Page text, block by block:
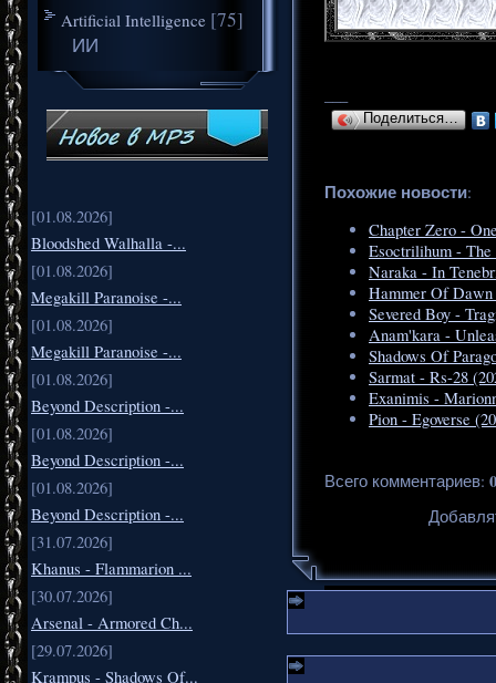
Artificial Intelligence [75]
ИИ
[01.08.2026]
Bloodshed Walhalla -...
[01.08.2026]
Megakill Paranoise -...
[01.08.2026]
Megakill Paranoise -...
[01.08.2026]
Beyond Description -...
[01.08.2026]
Beyond Description -...
[01.08.2026]
Beyond Description -...
[31.07.2026]
Khanus - Flammarion ...
[30.07.2026]
Arsenal - Armored Ch...
[29.07.2026]
Krampus - Shadows Of...
Поделиться…
Похожие новости:
Chapter Zero -
Esoctrilihum -
Naraka - In
Hammer Of
Severed Boy -
Anam'kara -
Shadows Of
Sarmat - Rs​-​28
Exanimis -
Pion - Egoverse
Всего комментариев: 0